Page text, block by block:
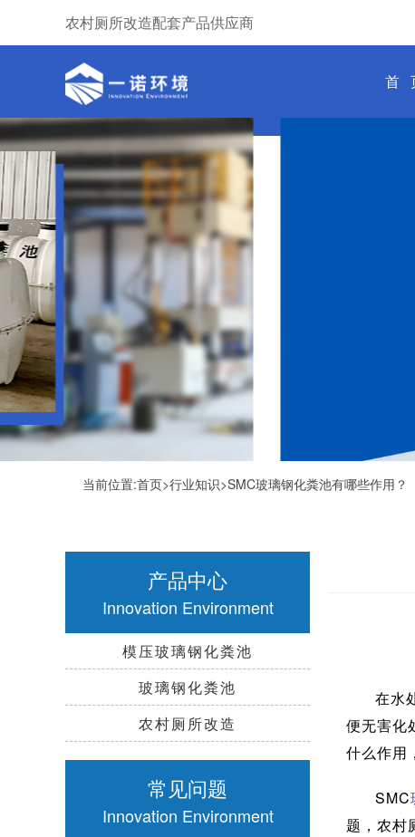
农村厕所改造配套产品供应商
首
当前位置:首页>行业知识>SMC玻璃钢化粪池有哪些作用？
产品中心
Innovation Environment
模压玻璃钢化粪池
玻璃钢化粪池
农村厕所改造
常见问题
Innovation Environment
在水
便无害化
什么作用
SMC
题，农村